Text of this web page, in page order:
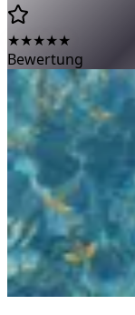
★★★★★
Bewertung